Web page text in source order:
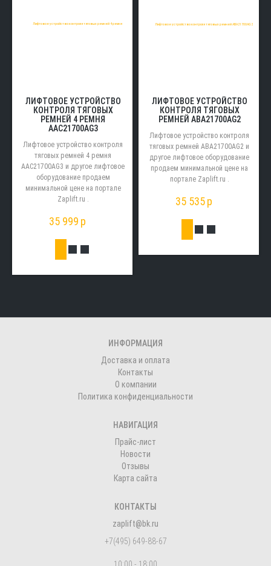
ЛИФТОВОЕ УСТРОЙСТВО
КОНТРОЛЯ ТЯГОВЫХ
РЕМНЕЙ 4 РЕМНЯ
AAC21700AG3
Лифтовое устройство контроля
тяговых ремней 4 ремня
AAC21700AG3 и другое лифтовое
оборудование продаем
минимальной цене на портале
Zaplift.ru .
35 999 p
ЛИФТОВОЕ УСТРОЙСТВО
КОНТРОЛЯ ТЯГОВЫХ
РЕМНЕЙ ABA21700AG2
Лифтовое устройство контроля
тяговых ремней ABA21700AG2 и
другое лифтовое оборудование
продаем минимальной цене на
портале Zaplift.ru .
35 535p
ИНФОРМАЦИЯ
Доставка и оплата
Контакты
О компании
Политика конфиденциальности
НАВИГАЦИЯ
Прайс-лист
Новости
Отзывы
Карта сайта
КОНТАКТЫ
zaplift@bk.ru
+7(495) 649-88-67